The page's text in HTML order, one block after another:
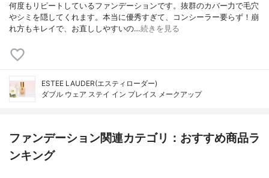
何度もリピートしているファンデーションです。抜群のカバー力で毛穴
やシミを隠してくれます。本当に優秀すぎて、コンシーラー要らず！崩
れ方もキレイで、お直ししやすいの…続きを見る
ESTEE LAUDER(エスティローダー)
ダブル ウェア ステイ イン プレイス メークアップ
ファンデーション関連カテゴリ：おすすめ商品ラ
ンキング